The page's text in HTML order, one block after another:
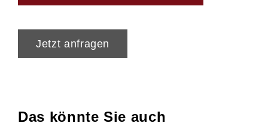
Jetzt anfragen
Das könnte Sie auch